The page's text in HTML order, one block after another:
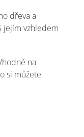
dřeva a
jejím vzhledem
na
si můžete